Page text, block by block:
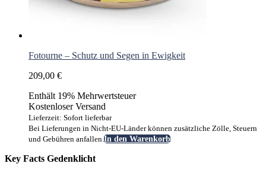
Fotourne – Schutz und Segen in Ewigkeit
209,00 €
Enthält 19% Mehrwertsteuer
Kostenloser Versand
Lieferzeit: Sofort lieferbar
Bei Lieferungen in Nicht-EU-Länder können zusätzliche Zölle, Steuern
und Gebühren anfallen.In den Warenkorb
Key Facts Gedenklicht